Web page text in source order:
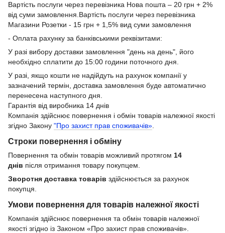
Вартість послуги через перевізника Нова пошта – 20 грн + 2%
від суми замовлення.Вартість послуги через перевізника
Магазини Розетки - 15 грн + 1,5% вид суми замовлення
- Оплата рахунку за банківськими реквізитами:
У разі вибору доставки замовлення "день на день", його
необхідно сплатити до 15:00 години поточного дня.
У разі, якщо кошти не надійдуть на рахунок компанії у
зазначений термін, доставка замовлення буде автоматично
перенесена наступного дня.
Гарантія від виробника 14 днів
Компанія здійснює повернення і обмін товарів належної якості
згідно Закону "Про захист прав споживачів»
Строки повернення і обміну
Повернення та обмін товарів можливий протягом 14
днів після отримання товару покупцем.
Зворотня доставка товарів здійснюється за рахунок
покупця.
Умови повернення для товарів належної якості
Компанія здійснює повернення та обмін товарів належної
якості згідно із Законом «Про захист прав споживачів».